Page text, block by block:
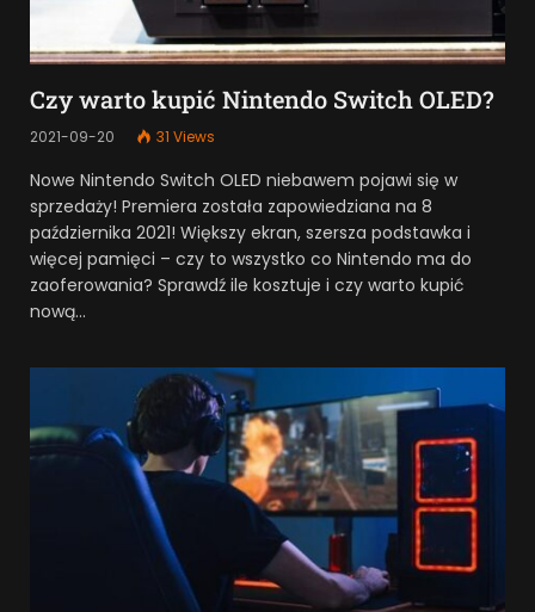
Czy warto kupić Nintendo Switch OLED?
2021-09-20 31 Views
Nowe Nintendo Switch OLED niebawem pojawi się w
sprzedaży! Premiera została zapowiedziana na 8
października 2021! Większy ekran, szersza podstawka i
więcej pamięci – czy to wszystko co Nintendo ma do
zaoferowania? Sprawdź ile kosztuje i czy warto kupić
nową…